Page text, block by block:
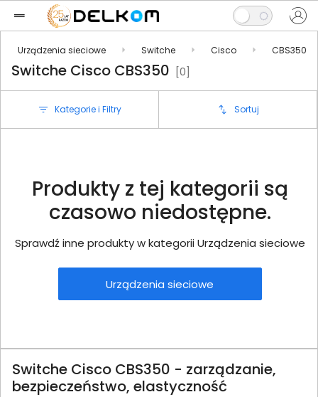
Urządzenia sieciowe Switche Cisco CBS350
Switche Cisco CBS350 [0]
Kategorie i Filtry Sortuj
Produkty z tej kategorii są
czasowo niedostępne.
Sprawdź inne produkty w kategorii Urządzenia sieciowe
Urządzenia sieciowe
Switche Cisco CBS350 - zarządzanie,
bezpieczeństwo, elastyczność